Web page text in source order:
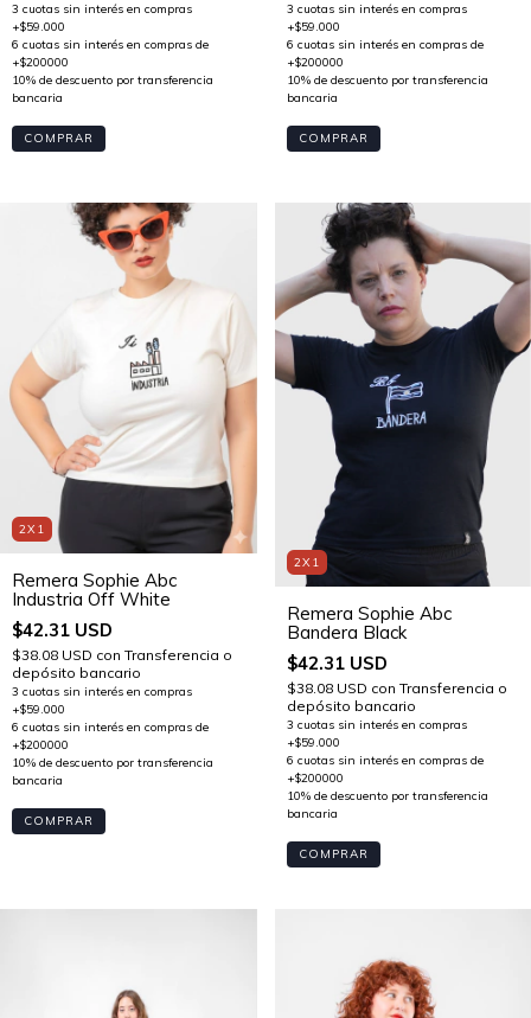
COMPRAR
2X1
Remera Sophie Abc
Industria Off White
$42.31 USD
$38.08 USD con Transferencia o
depósito bancario
COMPRAR
2X1
Remera Sophie Abc
Bandera Black
$42.31 USD
$38.08 USD con Transferencia o
depósito bancario
COMPRAR